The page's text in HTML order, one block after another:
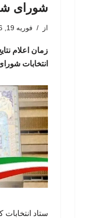
شورای
از فوریه 19, 2026
زمان اعلام
انتخابات
ستاد انتخابات